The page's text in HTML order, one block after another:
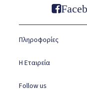
Πληροφορίες
Η Εταιρεία
Follow us